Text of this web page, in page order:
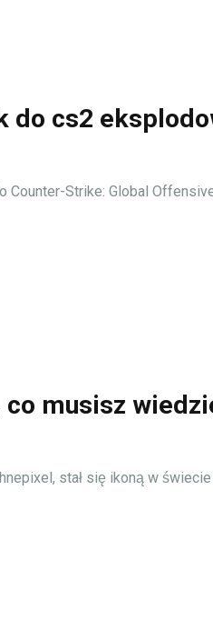
do cs2
Counter-Strike: Global
co musisz
stał się ikoną w